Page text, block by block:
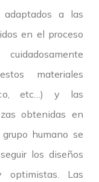
a las
en el proceso
materiales
etc…) y las
obtenidas en
humano se
los diseños
optimistas. Las